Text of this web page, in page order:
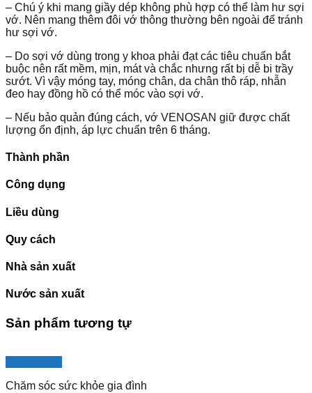
– Chú ý khi mang giầy dép không phù hợp có thể làm hư sợi
vớ. Nên mang thêm đôi vớ thông thường bên ngoài để tránh
hư sợi vớ.
– Do sợi vớ dùng trong y khoa phải đạt các tiêu chuẩn bắt
buộc nên rất mềm, mịn, mát và chắc nhưng rất bị dễ bi trầy
sướt. Vì vậy móng tay, móng chân, da chân thô ráp, nhẫn
đeo hay đồng hồ có thể móc vào sợi vớ.
– Nếu bảo quản đúng cách, vớ VENOSAN giữ được chất
lượng ổn định, áp lực chuẩn trên 6 tháng.
Thành phần
Công dụng
Liều dùng
Quy cách
Nhà sản xuất
Nước sản xuất
Sản phẩm tương tự
Chăm sóc sức khỏe gia đình